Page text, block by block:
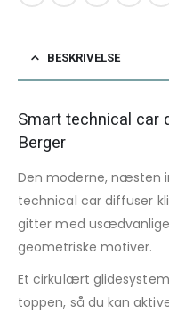
BESKRIVELSE
Smart technical car
Berger
Den moderne, næsten
technical car diffuser
gitter med
geometriske motiver.
Et cirkulært
toppen, så du kan